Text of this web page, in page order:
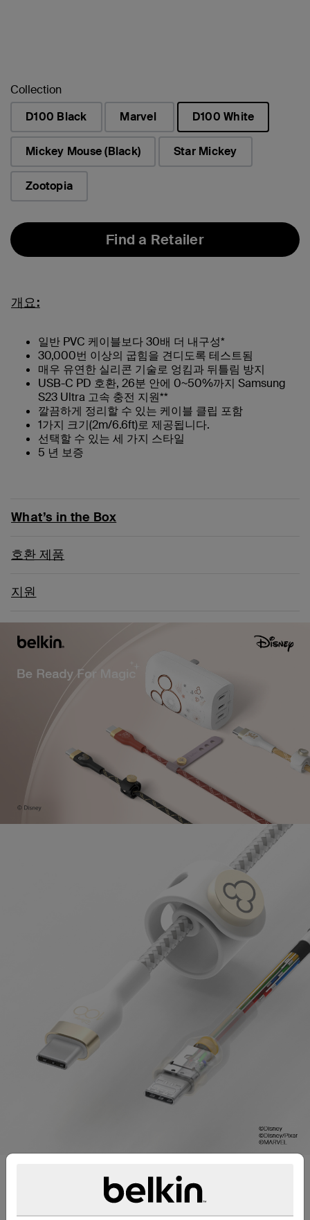
Collection
D100 Black
Marvel
D100 White
선택됨
Mickey Mouse (Black)
Star Mickey
Zootopia
Find a Retailer
개요:
일반 PVC 케이블보다 30배 더 내구성*
30,000번 이상의 굽힘을 견디도록 테스트됨
매우 유연한 실리콘 기술로 엉킴과 뒤틀림 방지
USB-C PD 호환, 26분 안에 0~50%까지 Samsung
S23 Ultra 고속 충전 지원**
깔끔하게 정리할 수 있는 케이블 클립 포함
1가지 크기(2m/6.6ft)로 제공됩니다.
선택할 수 있는 세 가지 스타일
5 년 보증
What’s in the Box
호환 제품
지원
지속되도록 제작되었습니다
30,000번 이상의 구부림을 견디는* 테스트를 거친 고
내구성 케이블인 이 USB-C 케이블은 긴 수명을 위해